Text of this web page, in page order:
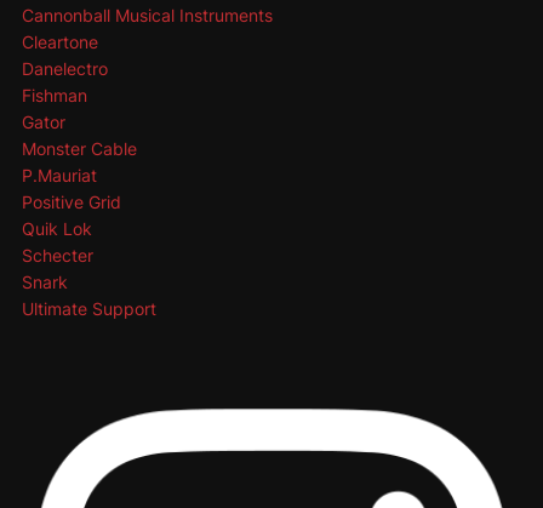
Cannonball Musical Instruments
Cleartone
Danelectro
Fishman
Gator
Monster Cable
P.Mauriat
Positive Grid
Quik Lok
Schecter
Snark
Ultimate Support